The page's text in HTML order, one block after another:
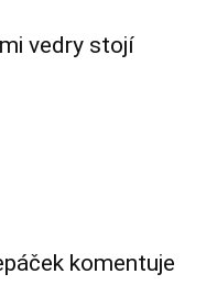
vedry stojí
komentuje